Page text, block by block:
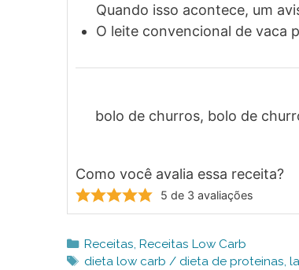
Quando isso acontece, um
O leite convencional de vaca
bolo de churros, bolo de
Como você avalia essa receita?
5 de 3 avaliações
Categorias
Receitas, Receitas Low Carb
Tags
dieta low carb / dieta de proteinas,